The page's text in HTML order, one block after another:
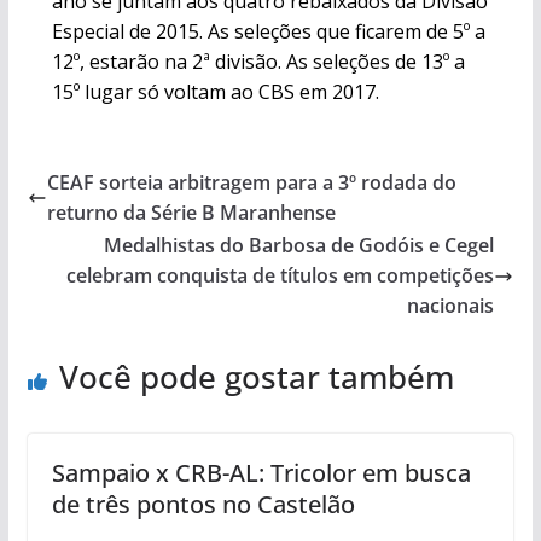
Especial de 2015. As seleções que ficarem de 5º a
12º, estarão na 2ª divisão. As seleções de 13º a
15º lugar só voltam ao CBS em 2017.
CEAF sorteia arbitragem para a 3º rodada do
returno da Série B Maranhense
Medalhistas do Barbosa de Godóis e Cegel
celebram conquista de títulos em competições
nacionais
Você pode gostar também
Sampaio x CRB-AL: Tricolor em busca
de três pontos no Castelão